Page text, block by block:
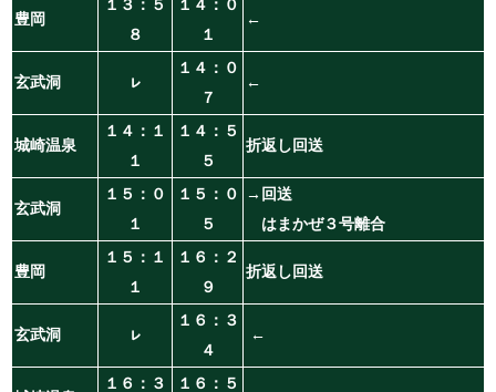
豊岡
１３：５
８
１４：０
１
←
玄武洞 ㇾ
１４：０
７
←
城崎温泉
１４：１
１
１４：５
５
折返し回送
玄武洞
１５：０
１
１５：０
５
→回送
はまかぜ３号離合
豊岡
１５：１
１
１６：２
９
折返し回送
玄武洞 ㇾ
１６：３
４
←
１６：３
１６：５